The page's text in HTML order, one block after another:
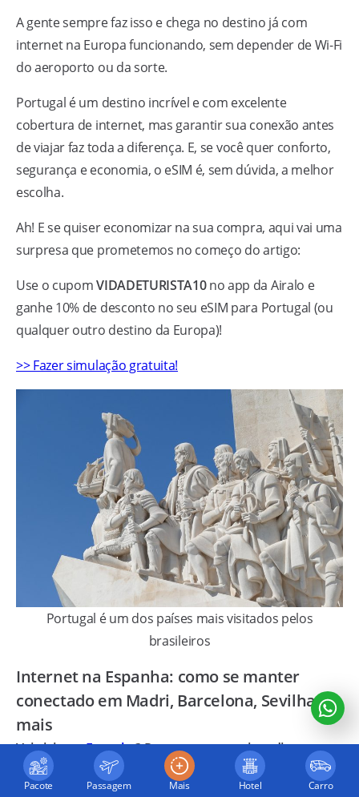
A gente sempre faz isso e chega no destino já com
internet na Europa funcionando, sem depender de Wi-Fi
do aeroporto ou da sorte.
Portugal é um destino incrível e com excelente
cobertura de internet, mas garantir sua conexão antes
de viajar faz toda a diferença. E, se você quer conforto,
segurança e economia, o eSIM é, sem dúvida, a melhor
escolha.
Ah! E se quiser economizar na sua compra, aqui vai uma
surpresa que prometemos no começo do artigo:
Use o cupomVIDADETURISTA10no app da Airalo e
ganhe 10% de desconto no seu eSIM para Portugal (ou
qualquer outro destino da Europa)!
>> Fazer simulação gratuita!
Portugal é um dos países mais visitados pelos
brasileiros
Internet na Espanha: como se manter
conectado em Madri, Barcelona, Sevilha e
mais
Vai visitar aEspanha? Prepare-se para viver dias
intensos explorando ruas históricas, saboreando tapas
e descobrindo lugares inesquecíveis em cidades como
Pacote Passagem Hotel Carro
Mais